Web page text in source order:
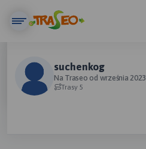
suchenkog
Na Traseo od września 2023
Trasy 5